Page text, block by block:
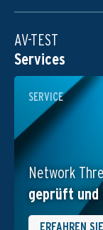
AV-TEST
Services
SERVICE
Network
geprüft und
ERFAHREN